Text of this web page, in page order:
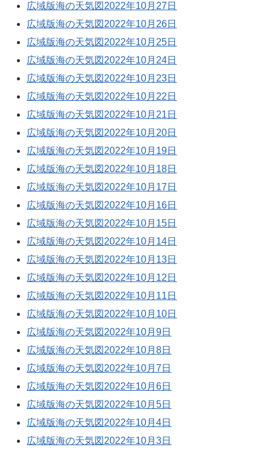
広域版海の天気図2022年10月27日
広域版海の天気図2022年10月26日
広域版海の天気図2022年10月25日
広域版海の天気図2022年10月24日
広域版海の天気図2022年10月23日
広域版海の天気図2022年10月22日
広域版海の天気図2022年10月21日
広域版海の天気図2022年10月20日
広域版海の天気図2022年10月19日
広域版海の天気図2022年10月18日
広域版海の天気図2022年10月17日
広域版海の天気図2022年10月16日
広域版海の天気図2022年10月15日
広域版海の天気図2022年10月14日
広域版海の天気図2022年10月13日
広域版海の天気図2022年10月12日
広域版海の天気図2022年10月11日
広域版海の天気図2022年10月10日
広域版海の天気図2022年10月9日
広域版海の天気図2022年10月8日
広域版海の天気図2022年10月7日
広域版海の天気図2022年10月6日
広域版海の天気図2022年10月5日
広域版海の天気図2022年10月4日
広域版海の天気図2022年10月3日